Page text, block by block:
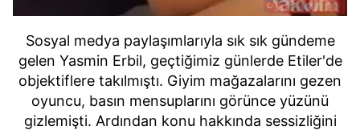
Sosyal medya paylaşımlarıyla sık sık gündeme
gelen Yasmin Erbil, geçtiğimiz günlerde Etiler'de
objektiflere takılmıştı. Giyim mağazalarını gezen
oyuncu, basın mensuplarını görünce yüzünü
gizlemişti. Ardından konu hakkında sessizliğini